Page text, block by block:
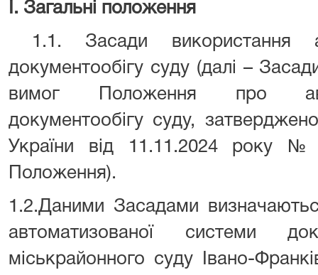
. Загальні положення
1.1. Засади використання
документообігу суду (далі –
вимог Положення про
документообігу суду,
України від 11.11.2024 року
Положення).
1.2.Даними Засадами
автоматизованої системи
міськрайонного суду Івано-